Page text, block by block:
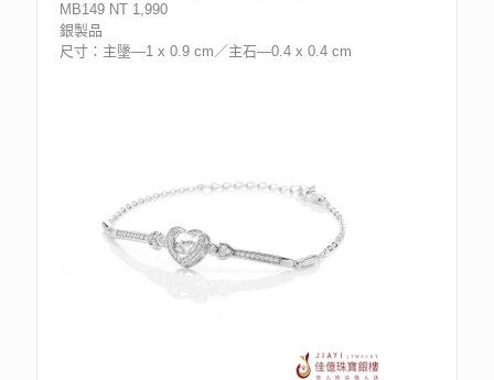
MB149 NT 1,990
銀製品
尺寸：主墬—1 x 0.9 cm／主石—0.4 x 0.4 cm